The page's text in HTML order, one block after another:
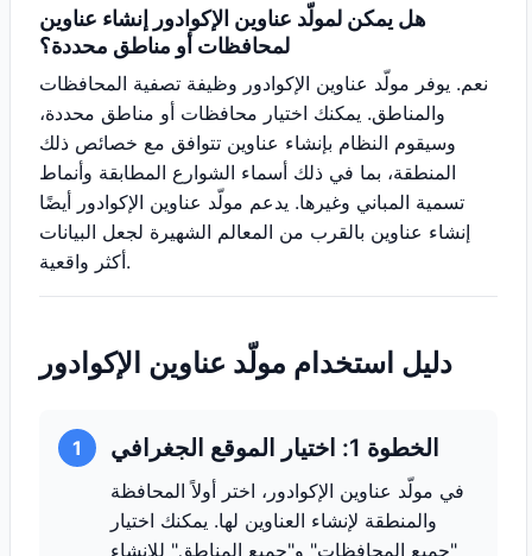
هل يمكن لمولّد عناوين الإكوادور إنشاء عناوين
لمحافظات أو مناطق محددة؟
نعم. يوفر مولّد عناوين الإكوادور وظيفة تصفية المحافظات
والمناطق. يمكنك اختيار محافظات أو مناطق محددة،
وسيقوم النظام بإنشاء عناوين تتوافق مع خصائص ذلك
المنطقة، بما في ذلك أسماء الشوارع المطابقة وأنماط
تسمية المباني وغيرها. يدعم مولّد عناوين الإكوادور أيضًا
إنشاء عناوين بالقرب من المعالم الشهيرة لجعل البيانات
أكثر واقعية.
دليل استخدام مولّد عناوين الإكوادور
1 الخطوة 1: اختيار الموقع الجغرافي
في مولّد عناوين الإكوادور، اختر أولاً المحافظة
والمنطقة لإنشاء العناوين لها. يمكنك اختيار
"جميع المحافظات" و"جميع المناطق" للإنشاء